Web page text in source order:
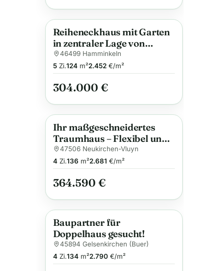
Anzeige
Reiheneckhaus mit Garten
in zentraler Lage von
Hamminkeln
46499 Hamminkeln
5Zi.124m²2.452€/m²
304.000 €
Anzeige
Ihr maßgeschneidertes
Traumhaus – Flexibel und
nachhaltig
47506 Neukirchen-Vluyn
4Zi.136 m²2.681 €/m²
364.590 €
Anzeige
Baupartner für
Doppelhaus gesucht!
45894 Gelsenkirchen (Buer)
4Zi.134m²2.790€/m²